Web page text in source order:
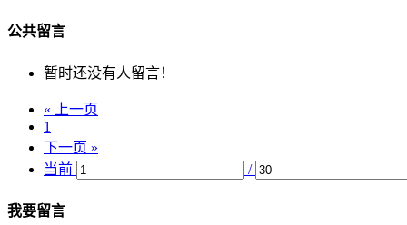
公共留言
暂时还没有人留言！
« 上一页
1
下一页 »
当前
/
我要留言